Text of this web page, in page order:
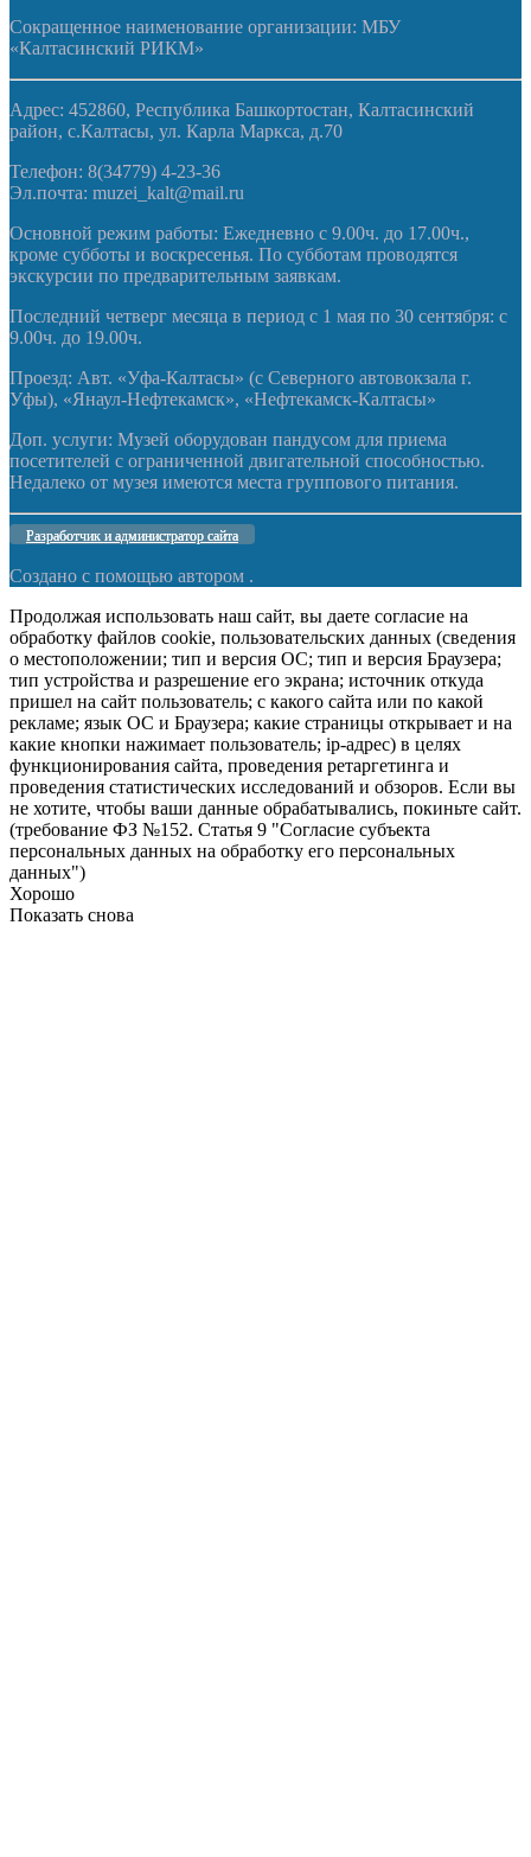
Сокращенное наименование организации: МБУ
«Калтасинский РИКМ»
Адрес: 452860, Республика Башкортостан, Калтасинский
район, с.Калтасы, ул. Карла Маркса, д.70
Телефон: 8(34779) 4-23-36
Эл.почта: muzei_kalt@mail.ru
Основной режим работы: Ежедневно с 9.00ч. до 17.00ч.,
кроме субботы и воскресенья. По субботам проводятся
экскурсии по предварительным заявкам.
Последний четверг месяца в период с 1 мая по 30 сентября: с
9.00ч. до 19.00ч.
Проезд: Авт. «Уфа-Калтасы» (с Северного автовокзала г.
Уфы), «Янаул-Нефтекамск», «Нефтекамск-Калтасы»
Доп. услуги: Музей оборудован пандусом для приема
посетителей с ограниченной двигательной способностью.
Недалеко от музея имеются места группового питания.
Разработчик и администратор сайта
Создано с помощью автором .
Продолжая использовать наш сайт, вы даете согласие на
обработку файлов cookie, пользовательских данных (сведения
о местоположении; тип и версия ОС; тип и версия Браузера;
тип устройства и разрешение его экрана; источник откуда
пришел на сайт пользователь; с какого сайта или по какой
рекламе; язык ОС и Браузера; какие страницы открывает и на
какие кнопки нажимает пользователь; ip-адрес) в целях
функционирования сайта, проведения ретаргетинга и
проведения статистических исследований и обзоров. Если вы
не хотите, чтобы ваши данные обрабатывались, покиньте сайт.
(требование ФЗ №152. Статья 9 "Согласие субъекта
персональных данных на обработку его персональных
данных")
Хорошо
Показать снова